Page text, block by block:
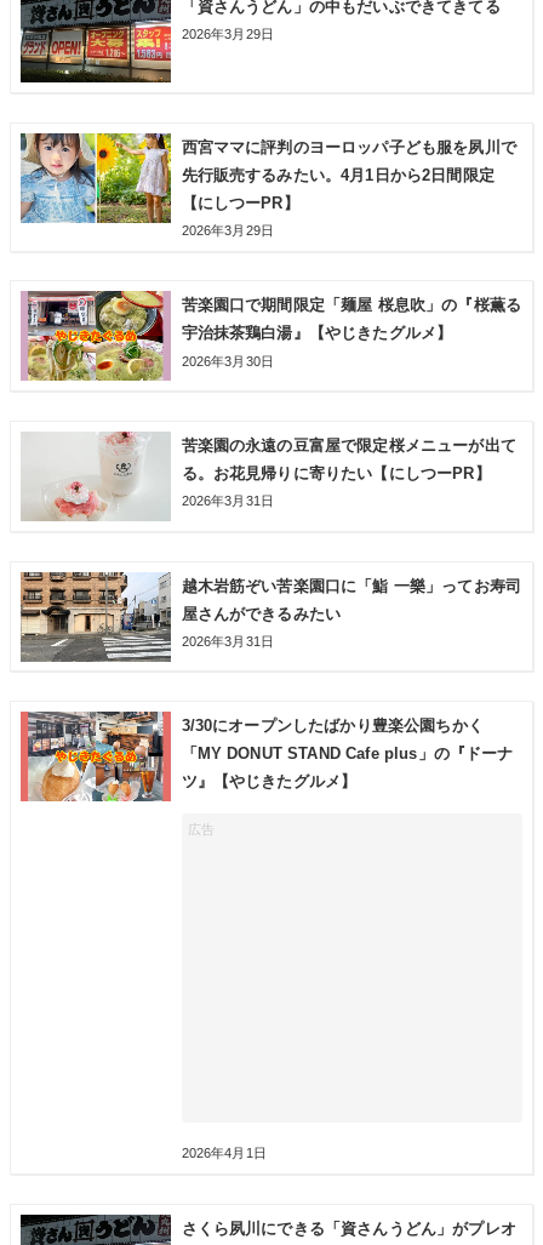
「資さんうどん」の中もだいぶできてきてる
2026年3月29日
西宮ママに評判のヨーロッパ子ども服を夙川で
先行販売するみたい。4月1日から2日間限定
【にしつーPR】
2026年3月29日
苦楽園口で期間限定「麺屋 桜息吹」の『桜薫る
宇治抹茶鶏白湯』【やじきたグルメ】
2026年3月30日
苦楽園の永遠の豆富屋で限定桜メニューが出て
る。お花見帰りに寄りたい【にしつーPR】
2026年3月31日
越木岩筋ぞい苦楽園口に「鮨 一樂」ってお寿司
屋さんができるみたい
2026年3月31日
3/30にオープンしたばかり豊楽公園ちかく
「MY DONUT STAND Cafe plus」の『ドーナ
ツ』【やじきたグルメ】
2026年4月1日
さくら夙川にできる「資さんうどん」がプレオ